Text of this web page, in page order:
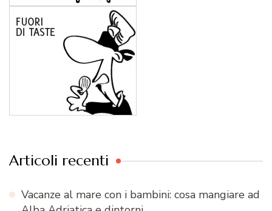
Articoli recenti
Vacanze al mare con i bambini: cosa mangiare ad